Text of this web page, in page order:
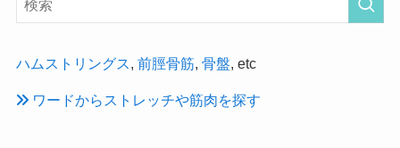
ハムストリングス, 前脛骨筋, 骨盤, etc
ワードからストレッチや筋肉を探す